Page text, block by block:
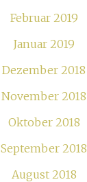
Februar 2019
Januar 2019
Dezember 2018
November 2018
Oktober 2018
September 2018
August 2018